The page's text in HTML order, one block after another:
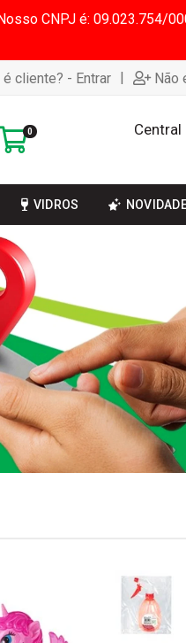
CNPJ é: 09.023.754/
é cliente? - Entrar | Não
0 Central
VIDROS